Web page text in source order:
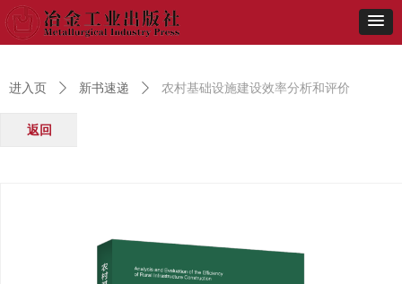
进入页 ꄲ 新书速递 ꄲ 农村基础设施建设效率分析和评价
返回